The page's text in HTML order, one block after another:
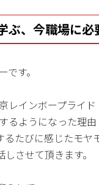
ぶ、今職場に
す。
レインボープライド
るようになった理由
たびに感じたモ
させて頂きます。